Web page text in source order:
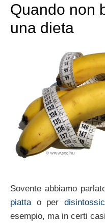
Quando non
una dieta
Sovente abbiamo
piatta o per
esempio, ma in certi